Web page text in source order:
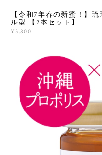
【令和7年春の新蜜！】
ル型 【2本セット】
¥3,800